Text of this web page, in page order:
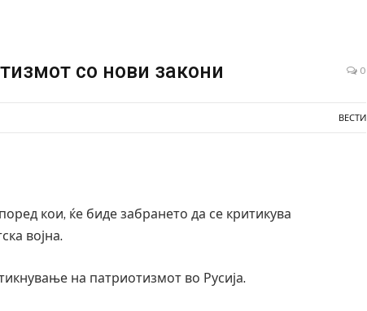
со нови закони 0
ВЕСТИ
кои, ќе биде забрането да се критикува
војна.
на патриотизмот во Русија.